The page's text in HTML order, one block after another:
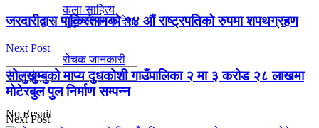
सुदूरपश्चिम प्रदेश
No Result
कला-साहित्य
रोचक जानकारी
प्रदेश
जरदारीद्वारा पाकिस्तानको १४ औं राष्ट्रपतिको रुपमा शपथग्रहण
Next Post
सोलुखुम्बुको माप्य दुधकोशी गाउँपालिका २ मा ३ करोड २८ लाखमा
मोटेरबुल पुल निर्माण सम्पन्न
Next Post